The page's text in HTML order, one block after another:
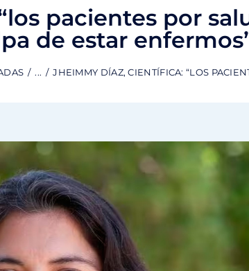
pacientes por
de estar
... JHEIMMY DÍAZ, CIENTÍFICA: “LOS